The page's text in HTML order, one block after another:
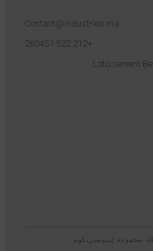
Contact@industries.ma
+212 522 260451
Lotissement